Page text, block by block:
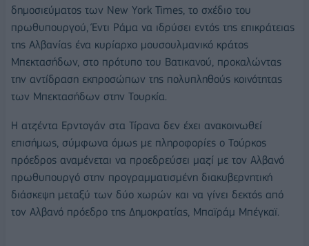
δημοσιεύματος των New York Times, το σχέδιο του
πρωθυπουργού, Έντι Ράμα να ιδρύσει εντός της επικράτειας
της Αλβανίας ένα κυρίαρχο μουσουλμανικό κράτος
Μπεκτασήδων, στο πρότυπο του Βατικανού, προκαλώντας
την αντίδραση εκπροσώπων της πολυπληθούς κοινότητας
των Μπεκτασήδων στην Τουρκία.
Η ατζέντα Ερντογάν στα Τίρανα δεν έχει ανακοινωθεί
επισήμως, σύμφωνα όμως με πληροφορίες ο Τούρκος
πρόεδρος αναμένεται να προεδρεύσει μαζί με τον Αλβανό
πρωθυπουργό στην προγραμματισμένη διακυβερνητική
διάσκεψη μεταξύ των δύο χωρών και να γίνει δεκτός από
τον Αλβανό πρόεδρο της Δημοκρατίας, Μπαϊράμ Μπέγκαϊ.